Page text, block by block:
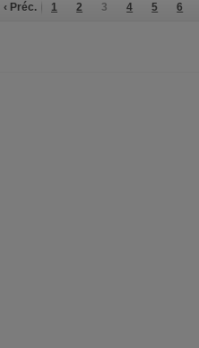
‹ Préc. 1 2 3 4 5 6